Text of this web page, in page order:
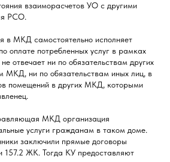
взаиморасчетов УО с другими
РСО.
в МКД самостоятельно исполняет
оплате потребленных услуг в рамках
отвечает ни по обязательствам других
МКД, ни по обязательствам иных лиц, в
помещений в других МКД, которыми
МКД организация
услуги гражданам в таком доме.
заключили прямые договоры
157.2 ЖК. Тогда КУ предоставляют